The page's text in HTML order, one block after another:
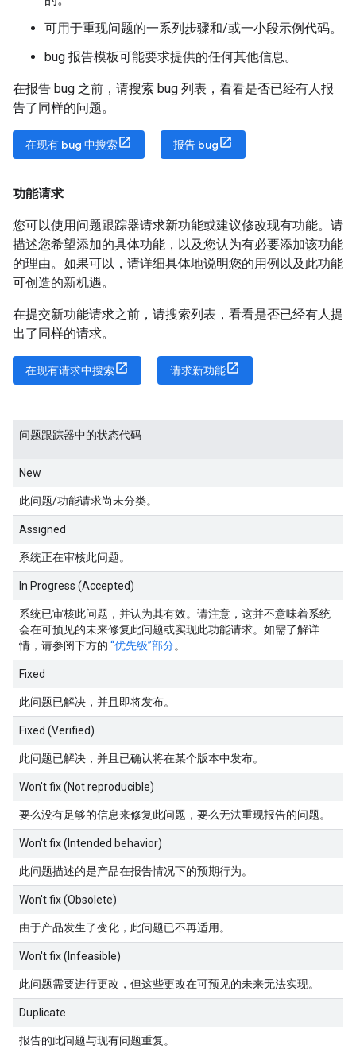
可用于重现问题的一系列步骤和/或一小段示例代码。
bug 报告模板可能要求提供的任何其他信息。
在报告 bug 之前，请搜索 bug 列表，看看是否已经有人报
告了同样的问题。
在现有 bug 中搜索 报告 bug
功能请求
您可以使用问题跟踪器请求新功能或建议修改现有功能。请
描述您希望添加的具体功能，以及您认为有必要添加该功能
的理由。如果可以，请详细具体地说明您的用例以及此功能
可创造的新机遇。
在提交新功能请求之前，请搜索列表，看看是否已经有人提
出了同样的请求。
在现有请求中搜索 请求新功能
问题跟踪器中的状态代码
New
此问题/功能请求尚未分类。
Assigned
系统正在审核此问题。
In Progress (Accepted)
系统已审核此问题，并认为其有效。请注意，这并不意味着系统
会在可预见的未来修复此问题或实现此功能请求。如需了解详
情，请参阅下方的 “优先级”部分。
Fixed
此问题已解决，并且即将发布。
Fixed (Verified)
此问题已解决，并且已确认将在某个版本中发布。
Won't fix (Not reproducible)
要么没有足够的信息来修复此问题，要么无法重现报告的问题。
Won't fix (Intended behavior)
此问题描述的是产品在报告情况下的预期行为。
Won't fix (Obsolete)
由于产品发生了变化，此问题已不再适用。
Won't fix (Infeasible)
此问题需要进行更改，但这些更改在可预见的未来无法实现。
Duplicate
报告的此问题与现有问题重复。